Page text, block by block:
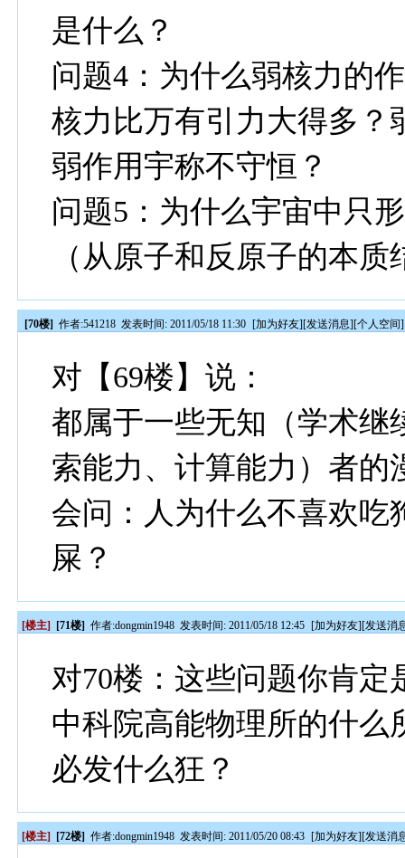
是什么？
问题4：为什么弱核力的
核力比万有引力大得多？
弱作用宇称不守恒？
问题5：为什么宇宙中只
（从原子和反原子的本
[70楼] 作者:541218 发表时间: 2011/05/18 11:30 [加为好友][发送消息][个人空间]
对【69楼】说：
都属于一些无知（学术继
索能力、计算能力）者的
会问：人为什么不喜欢吃
屎？
[楼主] [71楼] 作者:dongmin1948 发表时间: 2011/05/18 12:45 [加为好友][发送消
对70楼：这些问题你肯
中科院高能物理所的什么
必发什么狂？
[楼主] [72楼] 作者:dongmin1948 发表时间: 2011/05/20 08:43 [加为好友][发送消